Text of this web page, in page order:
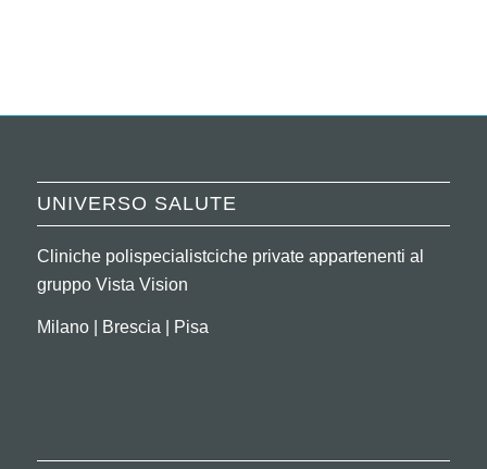
UNIVERSO SALUTE
Cliniche polispecialistciche private appartenenti al
gruppo Vista Vision
Milano | Brescia | Pisa